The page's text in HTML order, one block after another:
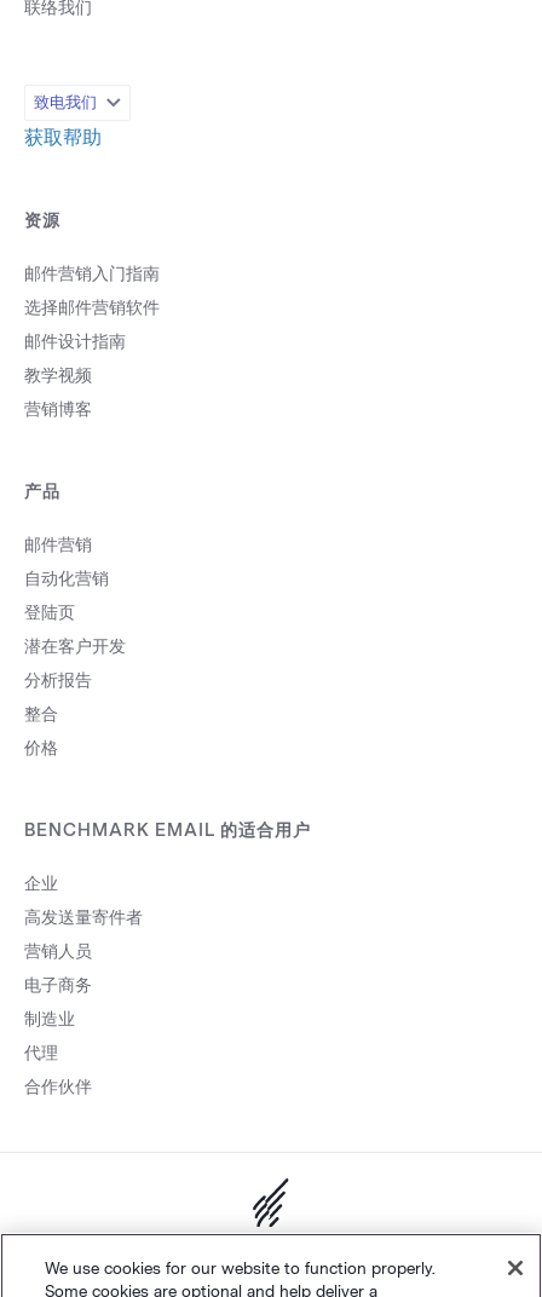
联络我们
致电我们
获取帮助
资源
邮件营销入门指南
选择邮件营销软件
邮件设计指南
教学视频
营销博客
产品
邮件营销
自动化营销
登陆页
潜在客户开发
分析报告
整合
价格
BENCHMARK EMAIL 的适合用户
企业
高发送量寄件者
营销人员
电子商务
制造业
代理
合作伙伴
We use cookies for our website to function properly.
Some cookies are optional and help deliver a